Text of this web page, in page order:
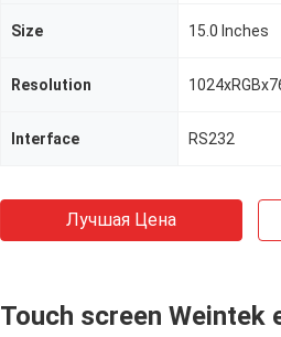
Size 15.0 Inches
Resolution
Interface RS232
Лучшая Цена
Touch screen Weintek